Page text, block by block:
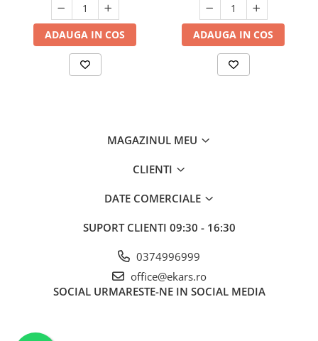
ADAUGA IN COS ADAUGA IN COS
MAGAZINUL MEU
CLIENTI
DATE COMERCIALE
SUPORT CLIENTI 09:30 - 16:30
0374996999
office@ekars.ro
SOCIAL URMARESTE-NE IN SOCIAL MEDIA